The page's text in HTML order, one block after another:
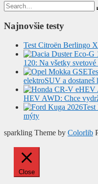
Search
for:
Najnovšie testy
Test Citroën Berlingo
120: Na všetky
elektroSUV a dostaneš
HEV AWD: Chce
mýty
sparkling Theme by Colorlib
Close